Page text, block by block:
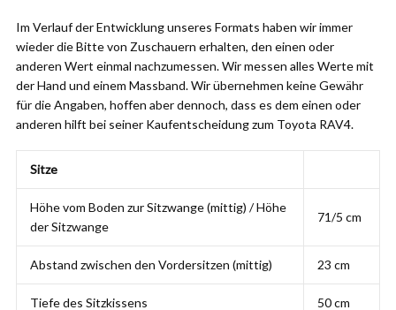
Im Verlauf der Entwicklung unseres Formats haben wir immer
wieder die Bitte von Zuschauern erhalten, den einen oder
anderen Wert einmal nachzumessen. Wir messen alles Werte mit
der Hand und einem Massband. Wir übernehmen keine Gewähr
für die Angaben, hoffen aber dennoch, dass es dem einen oder
anderen hilft bei seiner Kaufentscheidung zum Toyota RAV4.
Sitze
Höhe vom Boden zur Sitzwange (mittig) / Höhe
der Sitzwange
71/5 cm
Abstand zwischen den Vordersitzen (mittig) 23 cm
Tiefe des Sitzkissens 50 cm